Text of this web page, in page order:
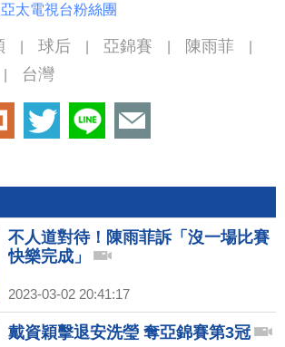
太電視台粉絲團
球后 亞錦賽 陳雨菲
台灣
不人道對待！陳雨菲訴「沒一場比賽
快樂完成」
2023-03-02 20:41:17
戴資穎擊退安洗瑩 奪亞錦賽第3冠